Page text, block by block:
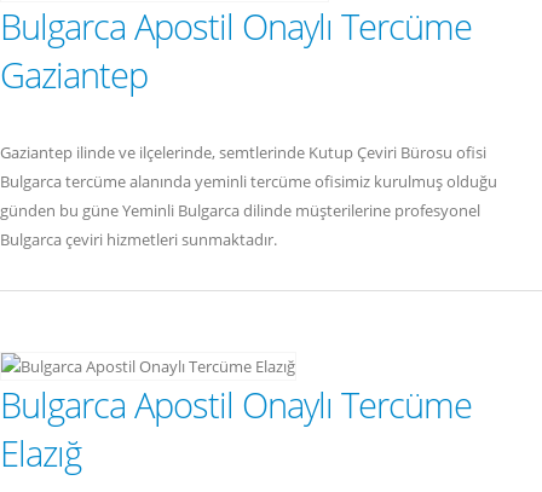
Bulgarca Apostil Onaylı Tercüme
Gaziantep
Gaziantep ilinde ve ilçelerinde, semtlerinde Kutup Çeviri Bürosu ofisi
Bulgarca tercüme alanında yeminli tercüme ofisimiz kurulmuş olduğu
günden bu güne Yeminli Bulgarca dilinde müşterilerine profesyonel
Bulgarca çeviri hizmetleri sunmaktadır.
Bulgarca Apostil Onaylı Tercüme
Elazığ